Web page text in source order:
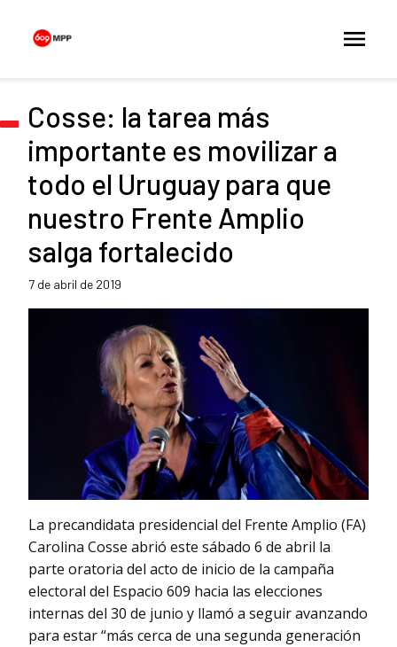
Cosse: la tarea más
importante es movilizar a
todo el Uruguay para que
nuestro Frente Amplio
salga fortalecido
7 de abril de 2019
La precandidata presidencial del Frente Amplio (FA)
Carolina Cosse abrió este sábado 6 de abril la
parte oratoria del acto de inicio de la campaña
electoral del Espacio 609 hacia las elecciones
internas del 30 de junio y llamó a seguir avanzando
para estar “más cerca de una segunda generación